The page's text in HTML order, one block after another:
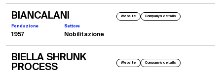
BIANCALANI Website Company's details
Fondazione Settore
1957 Nobilitazione
BIELLA SHRUNK
PROCESS
Website Company's details
Uno dei nostri primi modelli di dosatrice volumetrica